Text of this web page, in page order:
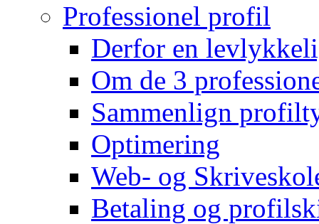
Professionel profil
Derfor en
Om de 3
Sammenlign
Optimering
Web- og
Betaling og